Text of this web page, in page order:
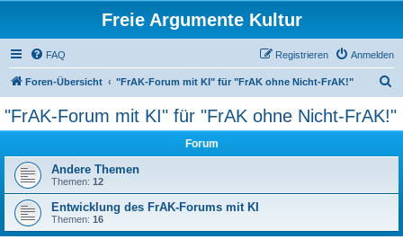
Freie Argumente Kultur
FAQ Anmelden
Registrieren
Foren-Übersicht "FrAK-Forum mit KI" für "FrAK ohne Nicht-FrAK!"
"FrAK-Forum mit KI" für "FrAK ohne Nicht-FrAK!"
Forum
Andere Themen
Themen: 12
Entwicklung des FrAK-Forums mit KI
Themen: 16